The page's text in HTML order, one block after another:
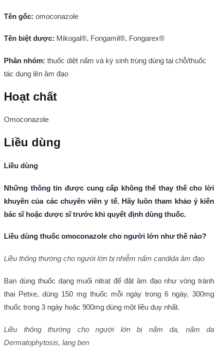
Tên gốc: omoconazole
Tên biệt dược: Mikogal®, Fongamil®, Fongarex®
Phân nhóm: thuốc diệt nấm và ký sinh trùng dùng tại chỗ/thuốc
tác dụng lên âm đạo
Hoạt chất
Omoconazole
Liều dùng
Liều dùng
Những thông tin được cung cấp không thể thay thế cho lời
khuyên của các chuyên viên y tế. Hãy luôn tham khảo ý kiến
bác sĩ hoặc dược sĩ trước khi quyết định dùng thuốc.
Liều dùng thuốc omoconazole cho người lớn như thế nào?
Liều thông thường cho người lớn bị nhiễm nấm candida âm đạo
Bạn dùng thuốc dạng muối nitrat để đặt âm đạo như vòng tránh
thai Petxe, dùng 150 mg thuốc mỗi ngày trong 6 ngày, 300mg
thuốc trong 3 ngày hoặc 900mg dùng một liều duy nhất.
Liều thông thường cho người lớn bị nấm da, nấm da
Dermatophytosis, lang ben